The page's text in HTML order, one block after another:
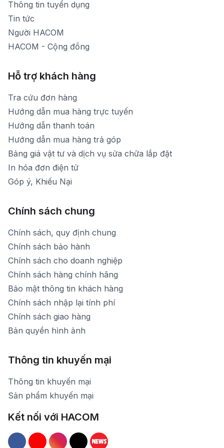
Thông tin tuyển dụng
Tin tức
Người HACOM
HACOM - Cộng đồng
Hỗ trợ khách hàng
Tra cứu đơn hàng
Hướng dẫn mua hàng trực tuyến
Hướng dẫn thanh toán
Hướng dẫn mua hàng trả góp
Bảng giá vật tư và dịch vụ sửa chữa lắp đặt
In hóa đơn điện tử
Góp ý, Khiếu Nại
Chính sách chung
Chính sách, quy định chung
Chính sách bảo hành
Chính sách cho doanh nghiệp
Chính sách hàng chính hãng
Bảo mật thông tin khách hàng
Chính sách nhập lại tính phí
Chính sách giao hàng
Bản quyền hình ảnh
Thông tin khuyến mại
Thông tin khuyến mại
Sản phẩm khuyến mại
Kết nối với HACOM